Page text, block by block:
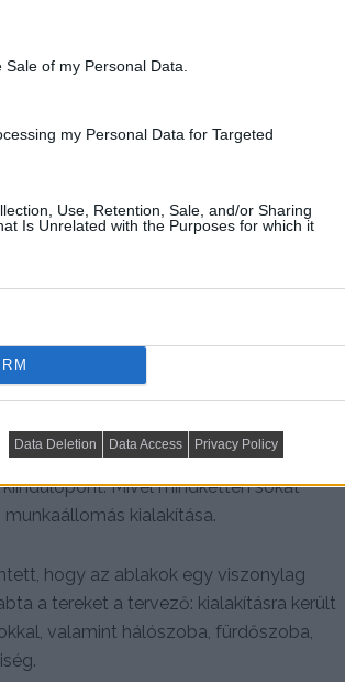
of my Personal Data.
my Personal Data for Targeted
Use, Retention, Sale, and/or Sharing
Is Unrelated with the Purposes for which it
Data Deletion Data Access Privacy Policy
referenciákkal érkeztek a tervezőkhöz.
Mivel mindketten sokat
kialakítása.
hogy az ablakok egy viszonylag
a tereket a tervező: kialakításra került
valamint hálószoba, fürdőszoba,